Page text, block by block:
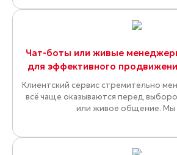
Чат-боты или живые
для эффективного
Клиентский сервис стремительно
всё чаще оказываются перед
или живое общение. Мы